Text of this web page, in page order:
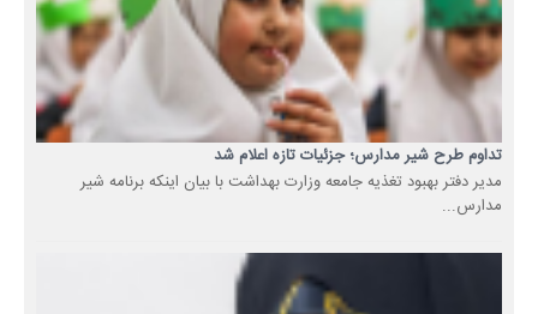
تداوم طرح شیر مدارس؛ جزئیات تازه اعلام شد
مدیر دفتر بهبود تغذیه جامعه وزارت بهداشت با بیان اینکه برنامه شیر
مدارس...